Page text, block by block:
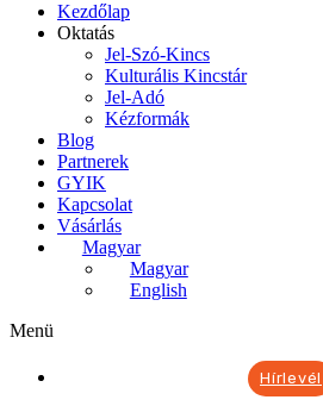
Kezdőlap
Oktatás
Jel-Szó-Kincs
Kulturális Kincstár
Jel-Adó
Kézformák
Blog
Partnerek
GYIK
Kapcsolat
Vásárlás
Magyar
Magyar
English
Menü
Hírlevél